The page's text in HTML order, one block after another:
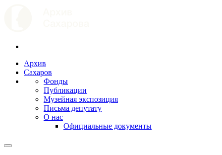
Архив
Сахаров
Фонды
Публикации
Музейная экспозиция
Письма депутату
О нас
Официальные документы